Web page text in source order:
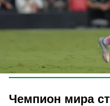
Чемпион мира